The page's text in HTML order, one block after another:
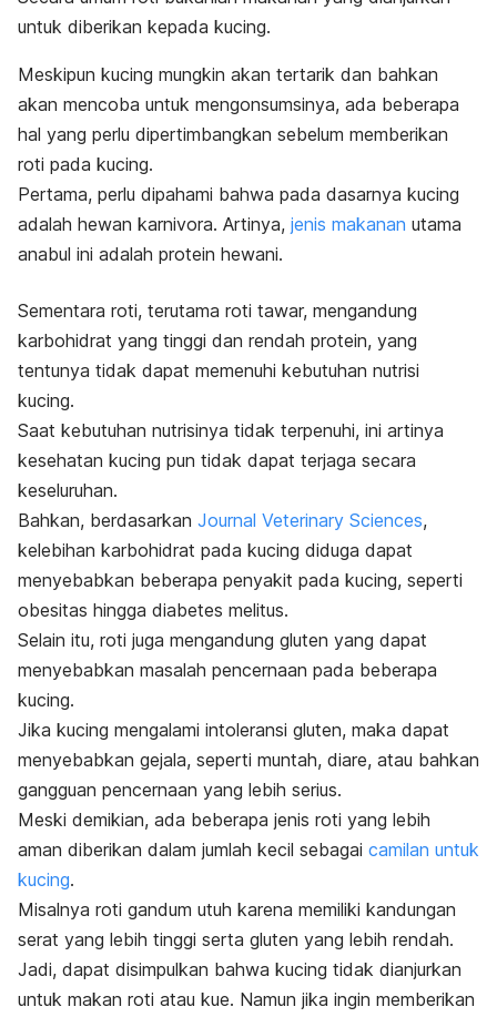
untuk diberikan kepada kucing.
Meskipun kucing mungkin akan tertarik dan bahkan
akan mencoba untuk mengonsumsinya, ada beberapa
hal yang perlu dipertimbangkan sebelum memberikan
roti pada kucing.
Pertama, perlu dipahami bahwa pada dasarnya kucing
adalah hewan karnivora. Artinya, jenis makanan utama
anabul ini adalah protein hewani.
Sementara roti, terutama roti tawar, mengandung
karbohidrat yang tinggi dan rendah protein, yang
tentunya tidak dapat memenuhi kebutuhan nutrisi
kucing.
Saat kebutuhan nutrisinya tidak terpenuhi, ini artinya
kesehatan kucing pun tidak dapat terjaga secara
keseluruhan.
Bahkan, berdasarkan Journal Veterinary Sciences,
kelebihan karbohidrat pada kucing diduga dapat
menyebabkan beberapa penyakit pada kucing, seperti
obesitas hingga diabetes melitus.
Selain itu, roti juga mengandung gluten yang dapat
menyebabkan masalah pencernaan pada beberapa
kucing.
Jika kucing mengalami intoleransi gluten, maka dapat
menyebabkan gejala, seperti muntah, diare, atau bahkan
gangguan pencernaan yang lebih serius.
Meski demikian, ada beberapa jenis roti yang lebih
aman diberikan dalam jumlah kecil sebagai camilan untuk
kucing.
Misalnya roti gandum utuh karena memiliki kandungan
serat yang lebih tinggi serta gluten yang lebih rendah.
Jadi, dapat disimpulkan bahwa kucing tidak dianjurkan
untuk makan roti atau kue. Namun jika ingin memberikan